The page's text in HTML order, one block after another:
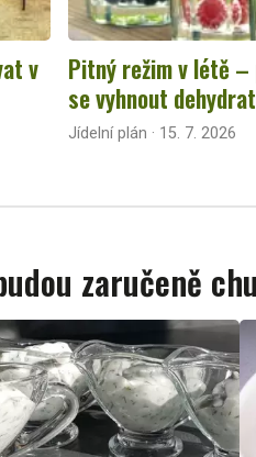
v
Pitný režim v létě
se vyhnout
Jídelní plán · 15. 7. 2026
zaručeně